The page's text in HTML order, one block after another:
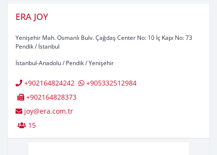
ERA JOY
Yenişehir Mah. Osmanlı Bulv. Çağdaş Center No: 10 İç Kapı No: 73
Pendik / İstanbul
İstanbul-Anadolu/ Pendik/Yenişehir
+902164824242
+905332512984
+902164828373
joy@era.com.tr
15